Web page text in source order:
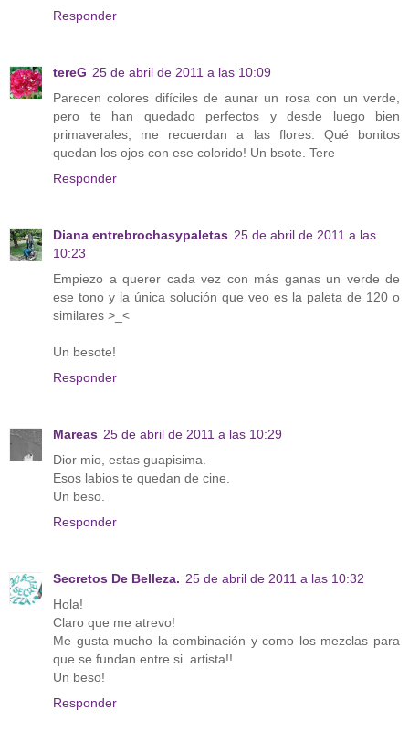
Responder
tereG 25 de abril de 2011 a las 10:09
Parecen colores difíciles de aunar un rosa con un verde,
pero te han quedado perfectos y desde luego bien
primaverales, me recuerdan a las flores. Qué bonitos
quedan los ojos con ese colorido! Un bsote. Tere
Responder
Diana entrebrochasypaletas 25 de abril de 2011 a las
10:23
Empiezo a querer cada vez con más ganas un verde de
ese tono y la única solución que veo es la paleta de 120 o
similares >_<
Un besote!
Responder
Mareas 25 de abril de 2011 a las 10:29
Dior mio, estas guapisima.
Esos labios te quedan de cine.
Un beso.
Responder
Secretos De Belleza. 25 de abril de 2011 a las 10:32
Hola!
Claro que me atrevo!
Me gusta mucho la combinación y como los mezclas para
que se fundan entre si..artista!!
Un beso!
Responder